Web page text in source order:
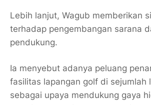
Lebih lanjut, Wagub memberikan
terhadap pengembangan sarana
pendukung.
Ia menyebut adanya peluang
fasilitas lapangan golf di sejumlah
sebagai upaya mendukung gaya